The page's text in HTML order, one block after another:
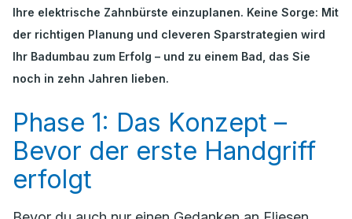
Ihre elektrische Zahnbürste einzuplanen. Keine Sorge: Mit
der richtigen Planung und cleveren Sparstrategien wird
Ihr Badumbau zum Erfolg – und zu einem Bad, das Sie
noch in zehn Jahren lieben.
Phase 1: Das Konzept –
Bevor der erste Handgriff
erfolgt